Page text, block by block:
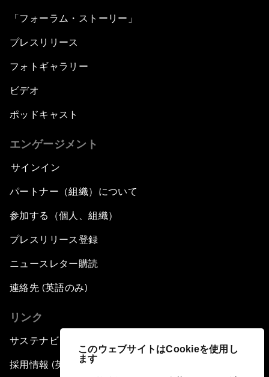
このウェブサイトはCookieを使用し
ます
「フォーラム・ストーリー」
プレスリリース
フォトギャラリー
ビデオ
ポッドキャスト
エンゲージメント
サインイン
パートナー（組織）について
参加する（個人、組織）
プレスリリース登録
ニュースレター購読
連絡先 (英語のみ)
リンク
サステナビリティへの取り組み
採用情報 (英語のみ)